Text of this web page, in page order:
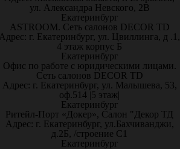
ул. Александра Невского, 2В
Екатеринбург
ASTROOM. Сеть салонов DECOR TD
г. Екатеринбург, ул. Цвиллинга, д .1,
4 этаж корпус Б
Екатеринбург
Офис по работе с юридическими лицами.
Сеть салонов DECOR TD
Адрес: г. Екатеринбург, ул. Малышева, 53,
оф.514 |5 этаж|
Екатеринбург
Ритейл-Порт «Докер», Салон "Декор ТД
Адрес: г. Екатеринбург, ул.Бахчиванджи,
д.2Б, /строение С1
Екатеринбург